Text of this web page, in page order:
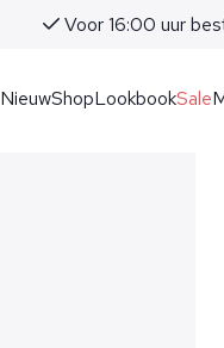
Voor 16:00 uur
NieuwShopLookbookSale